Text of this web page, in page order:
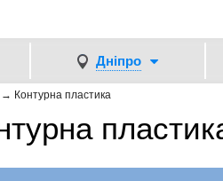
Дніпро
→ Контурна пластика